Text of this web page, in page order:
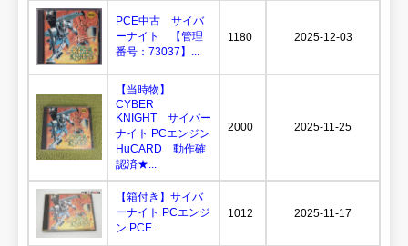
PCE中古 サイバ
ーナイト 【管理
番号：73037】...
1180 2025-12-03
【当時物】
CYBER
KNIGHT サイバー
ナイト PCエンジン
HuCARD 動作確
認済★...
2000 2025-11-25
【箱付き】サイバ
ーナイト PCエンジ
ン PCE...
1012 2025-11-17